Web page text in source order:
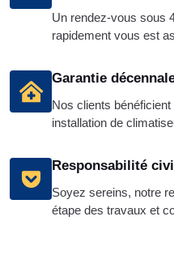
Un rendez-vous sous
rapidement vous est
Garantie
Nos clients bénéficient
installation de
Responsabilité
Soyez sereins, notre
étape des travaux et